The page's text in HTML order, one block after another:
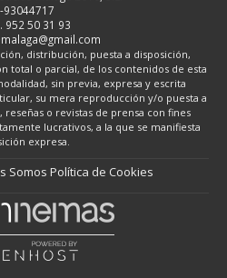
93044717
952 50 31 93
distribución, puesta a disposición,
total o parcial, de los contenidos de esta
sin previa, expresa y escrita
su mera reproducción y/o puesta a
o revistas de prensa con fines
lucrativos, a la que se manifiesta
expresa.
Somos Política de Cookies